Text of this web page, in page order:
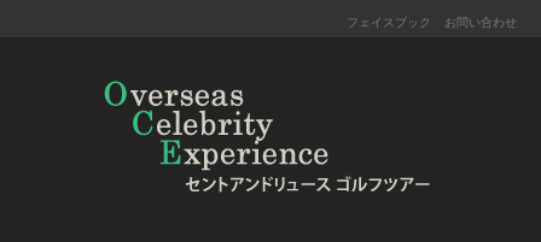
フェイスブック お問い合わせ